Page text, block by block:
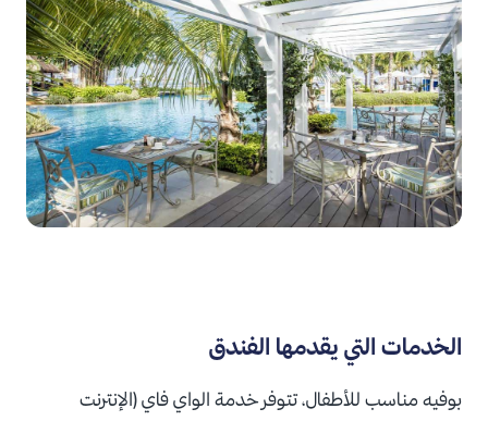
الخدمات التي يقدمها الفندق
بوفيه مناسب للأطفال،تتوفر خدمة الواي فاي (الإنترنت